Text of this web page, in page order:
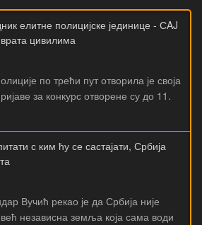
елитне полицијске јединице - СAJ
цивилима
по трећи пут отворила је своја
за конкурс отворене су до 11.
с ким ћу се састајати, Србија
Вучић рекао је да Србија није
независна земља која сама води